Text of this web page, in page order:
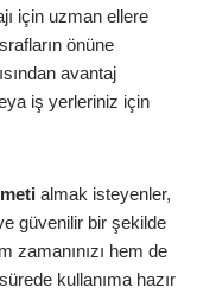
için uzman ellere
önüne
avantaj
iş yerleriniz için
almak isteyenler,
güvenilir bir şekilde
zamanınızı hem de
kullanıma hazır